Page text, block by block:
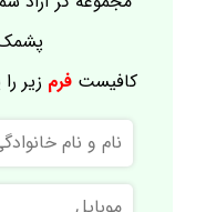
کافیستفرم زیر
نام
و
نام
خانوادگی
موبایل